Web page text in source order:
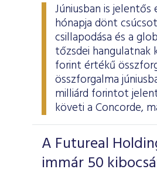
Júniusban is
hónapja dönt
csillapodása és a
tőzsdei hangulatnak
forint értékű
összforgalma
milliárd forintot
követi a Concorde,
A Futureal
immár 50